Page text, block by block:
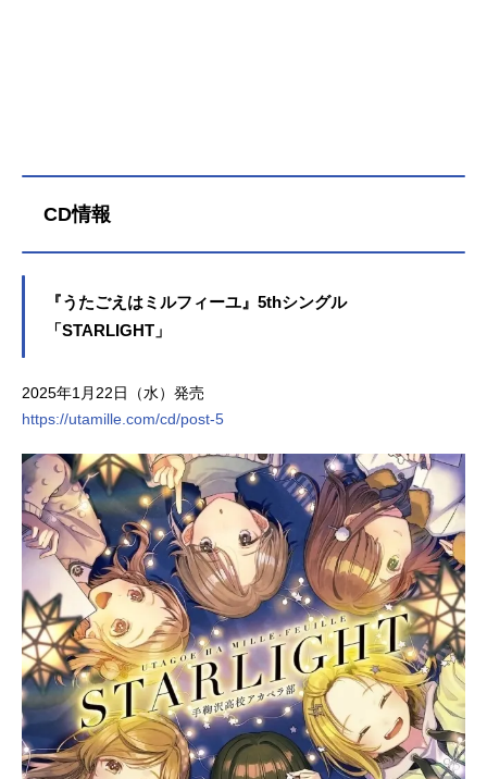
ゆうこ古城愛莉：須藤叶希近衛玲
IYOZO井口紗弥香：佐伯伊織ウタの
チェリ子総監督：佐藤卓哉シリーズ
ディレクター：中嶋清人シリーズ構
ザイン：菊永千里 海保仁美美術監
督：荒井和浩色彩設計：藤井瞳撮影
監督：韓國主編集：後藤正浩（REAL
-T）音響監督：明田川仁音楽：成田
旬音楽...
CD情報
『うたごえはミルフィーユ』5thシングル
「STARLIGHT」
2025年1月22日（水）発売
https://utamille.com/cd/post-5